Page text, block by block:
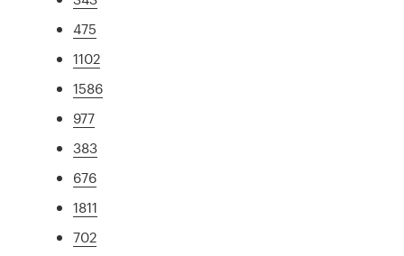
475
1102
1586
977
383
676
1811
702